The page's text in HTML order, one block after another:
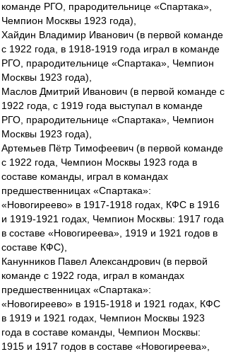
команде РГО, прародительнице «Спартака»,
Чемпион Москвы 1923 года),
Хайдин Владимир Иванович (в первой команде
с 1922 года, в 1918-1919 года играл в команде
РГО, прародительнице «Спартака», Чемпион
Москвы 1923 года),
Маслов Дмитрий Иванович (в первой команде с
1922 года, с 1919 года выступал в команде
РГО, прародительнице «Спартака», Чемпион
Москвы 1923 года),
Артемьев Пётр Тимофеевич (в первой команде
с 1922 года, Чемпион Москвы 1923 года в
составе команды, играл в командах
предшественницах «Спартака»:
«Новогиреево» в 1917-1918 годах, КФС в 1916
и 1919-1921 годах, Чемпион Москвы: 1917 года
в составе «Новогиреева», 1919 и 1921 годов в
составе КФС),
Канунников Павел Александрович (в первой
команде с 1922 года, играл в командах
предшественницах «Спартака»:
«Новогиреево» в 1915-1918 и 1921 годах, КФС
в 1919 и 1921 годах, Чемпион Москвы 1923
года в составе команды, Чемпион Москвы:
1915 и 1917 годов в составе «Новогиреева»,